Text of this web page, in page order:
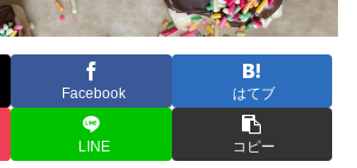
Facebook はてブ
LINE コピー